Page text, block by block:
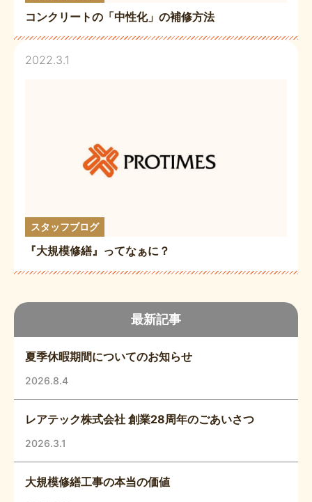
最新記事
夏季休暇期間についてのお知らせ
2026.8.4
レアテック株式会社 創業28周年のごあいさつ
2026.3.1
大規模修繕工事の本当の価値
コンクリートの「中性化」の補修方法
2022.3.1
スタッフブログ
『大規模修繕』ってなぁに？